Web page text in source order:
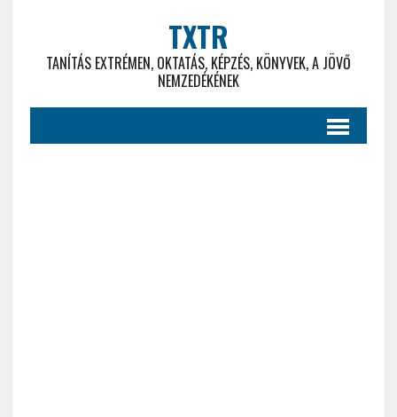
TXTR
TANÍTÁS EXTRÉMEN, OKTATÁS, KÉPZÉS, KÖNYVEK, A JÖVŐ
NEMZEDÉKÉNEK